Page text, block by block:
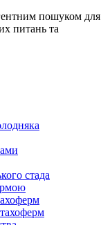
пошуком для
питань та
стада